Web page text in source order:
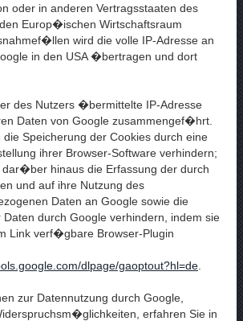
oder in anderen Vertragsstaaten des
Europ�ischen Wirtschaftsraum
wird die volle IP-Adresse an
in den USA �bertragen und dort
des Nutzers �bermittelte IP-Adresse
Daten von Google zusammengef�hrt.
Speicherung der Cookies durch eine
ihrer Browser-Software verhindern;
hinaus die Erfassung der durch
und auf ihre Nutzung des
Daten an Google sowie die
Daten durch Google verhindern, indem sie
Link verf�gbare Browser-Plugin
dlpage/gaoptout?hl=de
zur Datennutzung durch Google,
erfahren Sie in